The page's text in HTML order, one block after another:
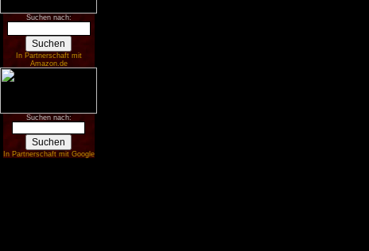
Suchen nach:
In Partnerschaft mit
Amazon.de
Suchen nach:
In Partnerschaft mit Google